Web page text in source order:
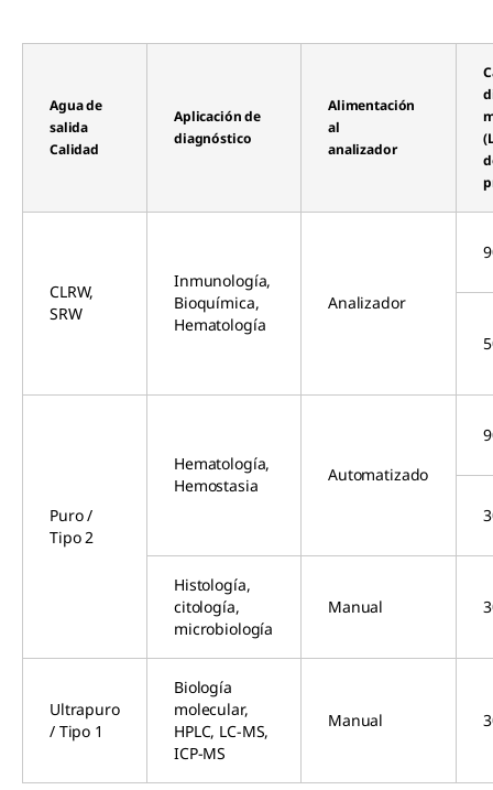
Agua de
salida
Calidad
Aplicación de
diagnóstico
Alimentación
al
analizador
CLRW,
SRW
Inmunología,
Bioquímica,
Hematología
Analizador
Puro /
Tipo 2
Hematología,
Hemostasia
Automatizado
Histología,
citología,
microbiología
Manual
Ultrapuro
/ Tipo 1
Biología
molecular,
HPLC, LC-MS,
ICP-MS
Manual